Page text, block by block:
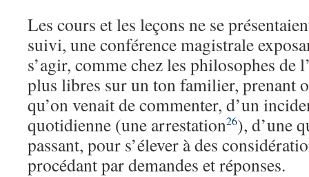
Les cours et les leçons ne se
suivi, une conférence magistrale
s’agir, comme chez les philosophes de
plus libres sur un ton familier, prenant
qu’on venait de commenter, d’un
quotidienne (une arrestation26), d’une
passant, pour s’élever à des
procédant par demandes et réponses.